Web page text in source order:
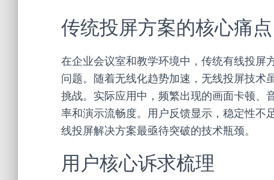
传统投屏方案的核心痛点
在企业会议室和教学环境中，传统有线投屏
问题。随着无线化趋势加速，无线投屏技术
挑战。实际应用中，频繁出现的画面卡顿、
率和演示流畅度。用户反馈显示，稳定性不
线投屏解决方案最亟待突破的技术瓶颈。
用户核心诉求梳理